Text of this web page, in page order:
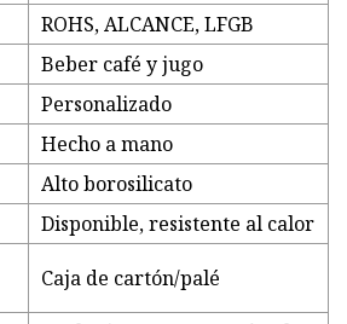
ROHS, ALCANCE, LFGB
Beber café y jugo
Personalizado
Hecho a mano
Alto borosilicato
Disponible, resistente al calor
Caja de cartón/palé